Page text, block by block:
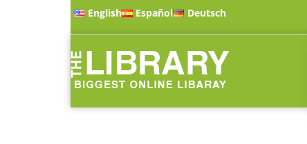
English Español Deutsch